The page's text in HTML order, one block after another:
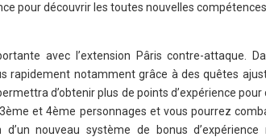
pour découvrir les toutes nouvelles
avec l’extension Pâris contre-attaque.
rapidement notamment grâce à des quêtes
d’obtenir plus de points d’expérience pour
et 4ème personnages et vous pourrez
nouveau système de bonus d’expérience